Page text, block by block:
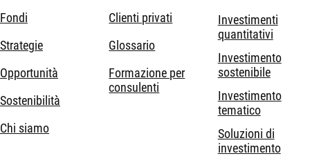
Fondi
Strategie
Opportunità
Sostenibilità
Chi siamo
Clienti privati
Glossario
Formazione per
consulenti
Investimenti
quantitativi
Investimento
sostenibile
Investimento
tematico
Soluzioni di
investimento